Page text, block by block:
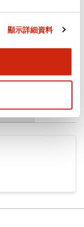
顯示詳細資料
技術文件